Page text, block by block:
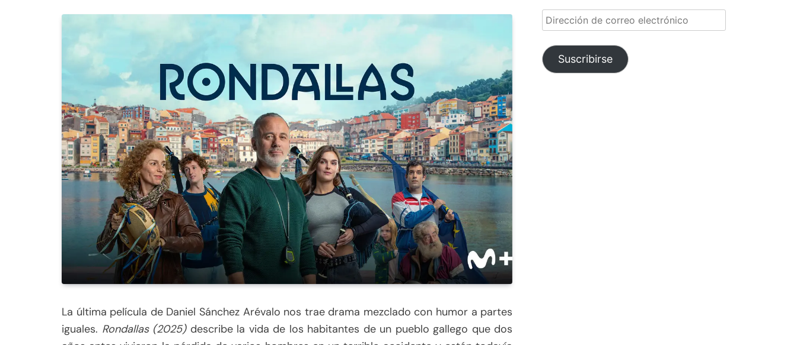
La última película de Daniel Sánchez Arévalo nos trae drama mezclado con humor a partes
iguales. Rondallas (2025) describe la vida de los habitantes de un pueblo gallego que dos
Dirección
de
correo
electrónico
Suscribirse